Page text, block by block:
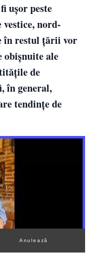
ușor peste
nord-
în restul țării vor
obișnuite ale
de
în general,
tendințe de
Anulează